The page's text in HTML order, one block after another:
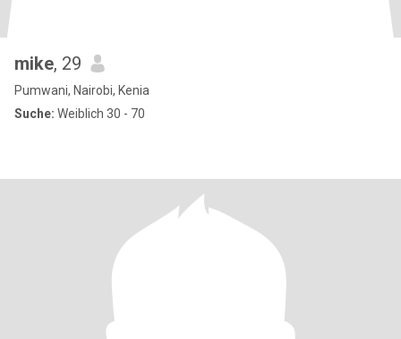
mike, 29
Pumwani, Nairobi, Kenia
Suche: Weiblich 30 - 70